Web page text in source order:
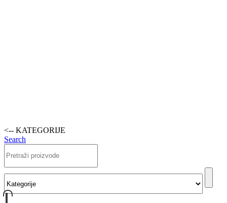
<-- KATEGORIJE
Search